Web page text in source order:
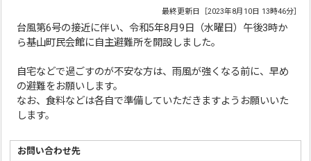
最終更新日［2023年8月10日 13時46分］
台風第6号の接近に伴い、令和5年8月9日（水曜日）午後3時か
ら基山町民会館に自主避難所を開設しました。
自宅などで過ごすのが不安な方は、雨風が強くなる前に、早め
の避難をお願いします。
なお、食料などは各自で準備していただきますようお願いいた
します。
お問い合わせ先